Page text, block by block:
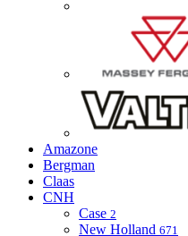
Amazone
Bergman
Claas
CNH
Case 2
New Holland 671